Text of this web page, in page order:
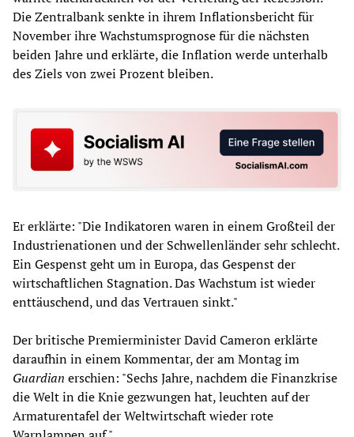
Die Zentralbank senkte in ihrem Inflationsbericht für
November ihre Wachstumsprognose für die nächsten
beiden Jahre und erklärte, die Inflation werde unterhalb
des Ziels von zwei Prozent bleiben.
Er erklärte: "Die Indikatoren waren in einem Großteil der
Industrienationen und der Schwellenländer sehr schlecht.
Ein Gespenst geht um in Europa, das Gespenst der
wirtschaftlichen Stagnation. Das Wachstum ist wieder
enttäuschend, und das Vertrauen sinkt."
Der britische Premierminister David Cameron erklärte
daraufhin in einem Kommentar, der am Montag im
Guardian erschien: "Sechs Jahre, nachdem die Finanzkrise
die Welt in die Knie gezwungen hat, leuchten auf der
Armaturentafel der Weltwirtschaft wieder rote